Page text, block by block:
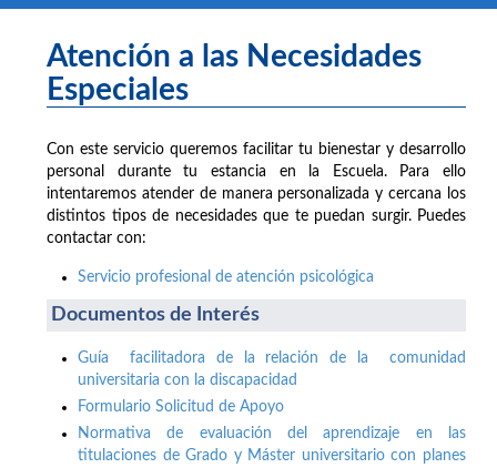
Atención a las Necesidades
Especiales
Con este servicio queremos facilitar tu bienestar y desarrollo
personal durante tu estancia en la Escuela. Para ello
intentaremos atender de manera personalizada y cercana los
distintos tipos de necesidades que te puedan surgir. Puedes
contactar con:
Servicio profesional de atención psicológica
Documentos de Interés
Guía facilitadora de la relación de la comunidad
universitaria con la discapacidad
Formulario Solicitud de Apoyo
Normativa de evaluación del aprendizaje en las
titulaciones de Grado y Máster universitario con planes